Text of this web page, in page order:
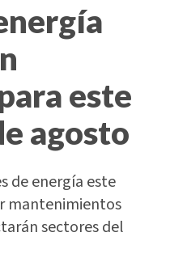
este
agosto
de energía este
mantenimientos
sectores del